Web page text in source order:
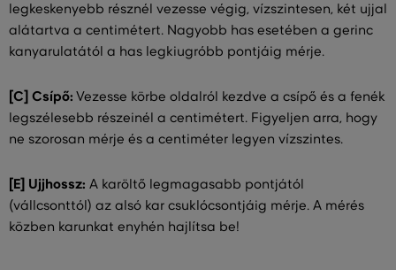
legkeskenyebb résznél vezesse végig, vízszintesen, két ujjal
alátartva a centimétert. Nagyobb has esetében a gerinc
kanyarulatától a has legkiugróbb pontjáig mérje.
[C] Csípő: Vezesse körbe oldalról kezdve a csípő és a fenék
legszélesebb részeinél a centimétert. Figyeljen arra, hogy
ne szorosan mérje és a centiméter legyen vízszintes.
[E] Ujjhossz: A karöltő legmagasabb pontjától
(vállcsonttól) az alsó kar csuklócsontjáig mérje. A mérés
közben karunkat enyhén hajlítsa be!